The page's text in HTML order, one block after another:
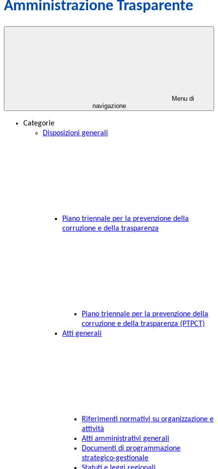
Amministrazione Trasparente
Menu di
navigazione
Categorie
Disposizioni generali
Piano triennale per la prevenzione della
corruzione e della trasparenza
Piano triennale per la prevenzione della
corruzione e della trasparenza (PTPCT)
Atti generali
Riferimenti normativi su organizzazione e
attività
Atti amministrativi generali
Documenti di programmazione
strategico-gestionale